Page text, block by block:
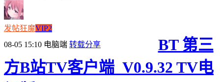
发帖狂魔VIP2
08-05 15:10 电脑端 转载分享
BT 第三
方B站TV客户端_V0.9.32 TV电